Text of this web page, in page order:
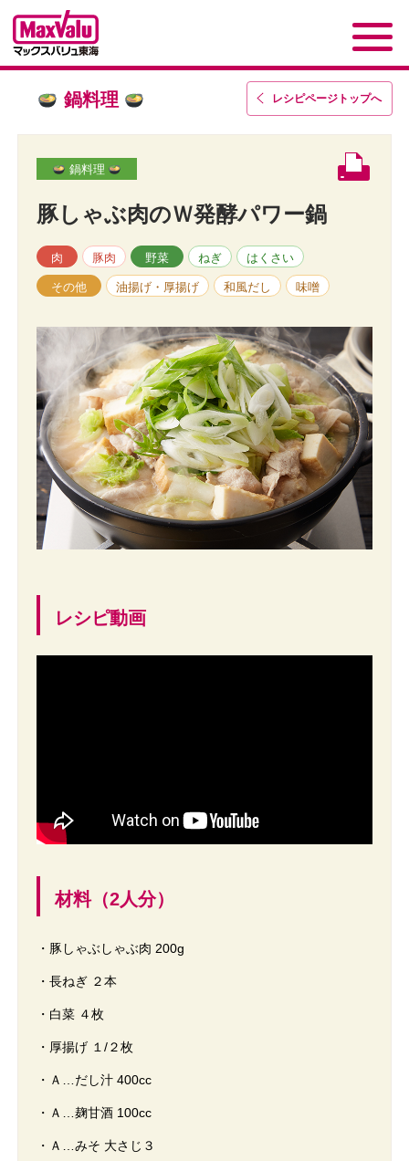
レシピページトップへ
鍋料理
鍋料理
豚しゃぶ肉のＷ発酵パワー鍋
肉 豚肉 野菜 ねぎ はくさい
その他 油揚げ・厚揚げ 和風だし 味噌
レシピ動画
材料（2人分）
・豚しゃぶしゃぶ肉 200g
・長ねぎ ２本
・白菜 ４枚
・厚揚げ １/２枚
・Ａ…だし汁 400cc
・Ａ…麹甘酒 100cc
・Ａ…みそ 大さじ３